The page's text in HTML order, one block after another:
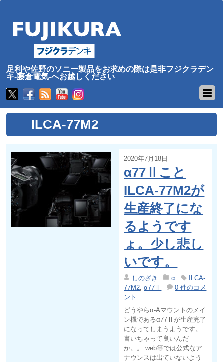
足利や佐野のソニー製品をお求めの際は是非フジクラデン
キ-藤倉電気-へお越しください
ILCA-77M2
2020年7月18日
α77Ⅱこと
ILCA-77M2が
生産終了にな
るようです
ょ。少し悲し
いです。
しのざき α
ILCA-
77M2 ,α77Ⅱ
0 件のコメ
ント
どうやらα-Aマウントのメイ
ン機であるα77Ⅱが生産完了
になってしまうようです。
書いちゃって良いんだ
か。。 web等では公式なア
ナウンスは出ていないよう